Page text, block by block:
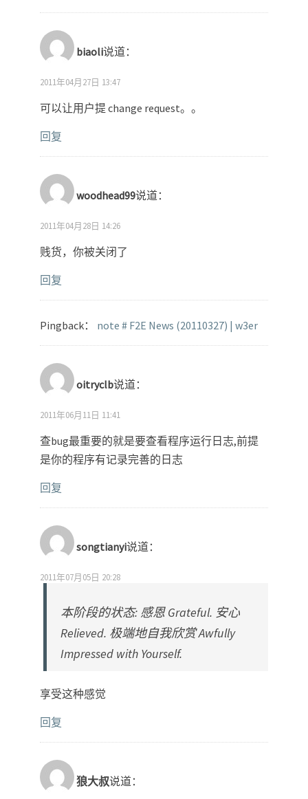
biaoli说道：
2011年04月27日 13:47
可以让用户提 change request。。
回复
woodhead99说道：
2011年04月28日 14:26
贱货，你被关闭了
回复
Pingback： note # F2E News (20110327) | w3er
oitryclb说道：
2011年06月11日 11:41
查bug最重要的就是要查看程序运行日志,前提
是你的程序有记录完善的日志
回复
songtianyi说道：
2011年07月05日 20:28
本阶段的状态: 感恩 Grateful. 安心
Relieved. 极端地自我欣赏 Awfully
Impressed with Yourself.
享受这种感觉
回复
狼大叔说道：